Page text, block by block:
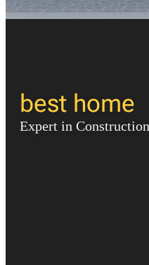
best home
Expert in